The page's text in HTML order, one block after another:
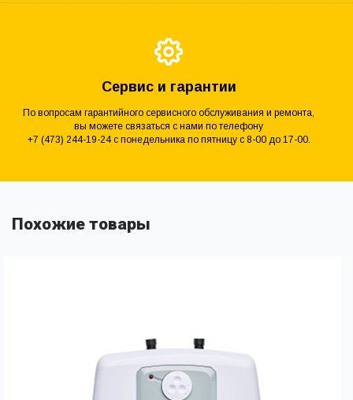
Сервис и гарантии
По вопросам гарантийного сервисного обслуживания и ремонта,
вы можете связаться с нами по телефону
+7 (473) 244-19-24 с понедельника по пятницу с 8-00 до 17-00.
Похожие товары